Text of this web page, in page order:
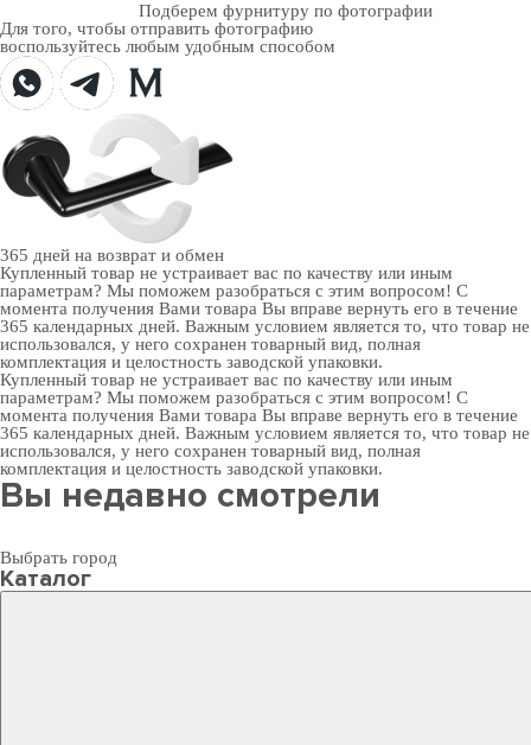
Подберем фурнитуру по фотографии
Для того, чтобы отправить фотографию
воспользуйтесь любым удобным способом
365 дней на возврат и обмен
Купленный товар не устраивает вас по качеству или иным
параметрам? Мы поможем разобраться с этим вопросом! С
момента получения Вами товара Вы вправе вернуть его в течение
365 календарных дней. Важным условием является то, что товар не
использовался, у него сохранен товарный вид, полная
комплектация и целостность заводской упаковки.
Купленный товар не устраивает вас по качеству или иным
параметрам? Мы поможем разобраться с этим вопросом! С
момента получения Вами товара Вы вправе вернуть его в течение
365 календарных дней. Важным условием является то, что товар не
использовался, у него сохранен товарный вид, полная
комплектация и целостность заводской упаковки.
Вы недавно смотрели
Выбрать город
Каталог